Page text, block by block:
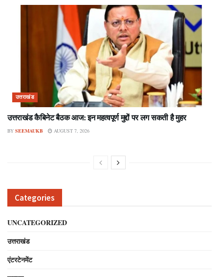
उत्तराखंड
उत्तराखंड कैबिनेट बैठक आज: इन महत्वपूर्ण मुद्दों पर लग सकती है मुहर
BY SEEMAUKB AUGUST 7, 2026
Categories
UNCATEGORIZED
उत्तराखंड
एंटरटेनमेंट